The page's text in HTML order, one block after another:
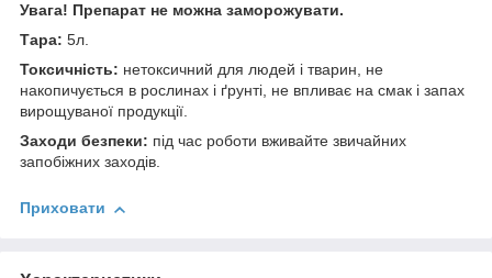
Увага! Препарат не можна заморожувати.
Тара: 5л.
Токсичність: нетоксичний для людей і тварин, не
накопичується в рослинах і ґрунті, не впливає на смак і запах
вирощуваної продукції.
Заходи безпеки: під час роботи вживайте звичайних
запобіжних заходів.
Приховати